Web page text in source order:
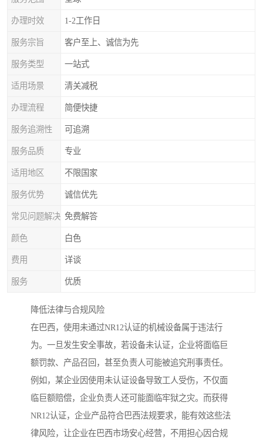
办理时效 1-2工作日
服务宗旨 客户至上、诚信为先
服务类型 一站式
适用场景 清关减税
办理流程 简便快捷
服务追溯性 可追溯
服务品质 专业
适用地区 不限国家
服务优势 诚信优先
常见问题解决 免费解答
颜色 白色
费用 详谈
服务 优质
降低法律与合规风险
在巴西，使用未通过NR12认证的机械设备属于违法行
为。一旦发生安全事故，若设备未认证，企业将面临巨
额罚款、产品召回，甚至负责人可能被追究刑事责任。
例如，某企业因使用未认证设备导致工人受伤，不仅面
临巨额赔偿，企业负责人还可能面临牢狱之灾。而获得
NR12认证，企业产品符合巴西法规要求，能有效这些法
律风险，让企业在巴西市场安心经营，不用担心因合规